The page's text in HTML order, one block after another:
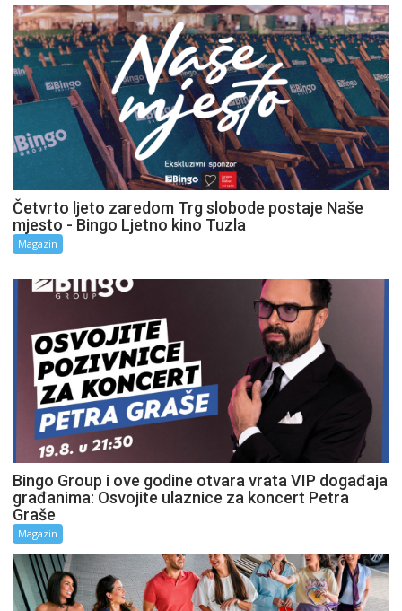
Četvrto ljeto zaredom Trg slobode postaje Naše
mjesto - Bingo Ljetno kino Tuzla
Magazin
Bingo Group i ove godine otvara vrata VIP događaja
građanima: Osvojite ulaznice za koncert Petra
Graše
Magazin